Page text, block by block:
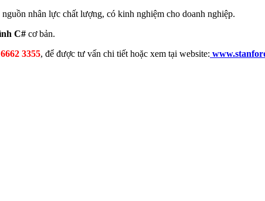
nhân lực chất lượng, có kinh nghiệm cho doanh nghiệp.
C# cơ bản.
3355, để được tư vấn chi tiết hoặc xem tại website: